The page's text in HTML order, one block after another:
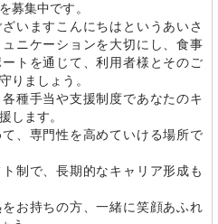
募集中です。
いますこんにちはというあいさ
ニケーションを大切にし、食事
トを通じて、利用者様とそのご
りましょう。
種手当や支援制度であなたのキ
します。
、専門性を高めていける場所で
制で、長期的なキャリア形成も
お持ちの方、一緒に笑顔あふれ